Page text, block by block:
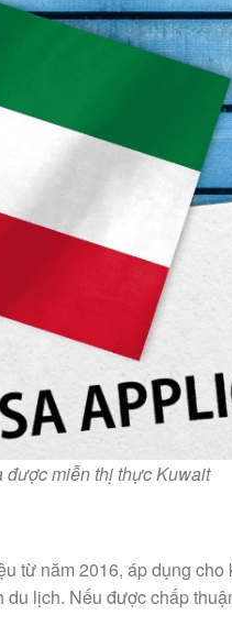
được miễn thị thực Kuwait
từ năm 2016, áp dụng
lịch. Nếu được chấp